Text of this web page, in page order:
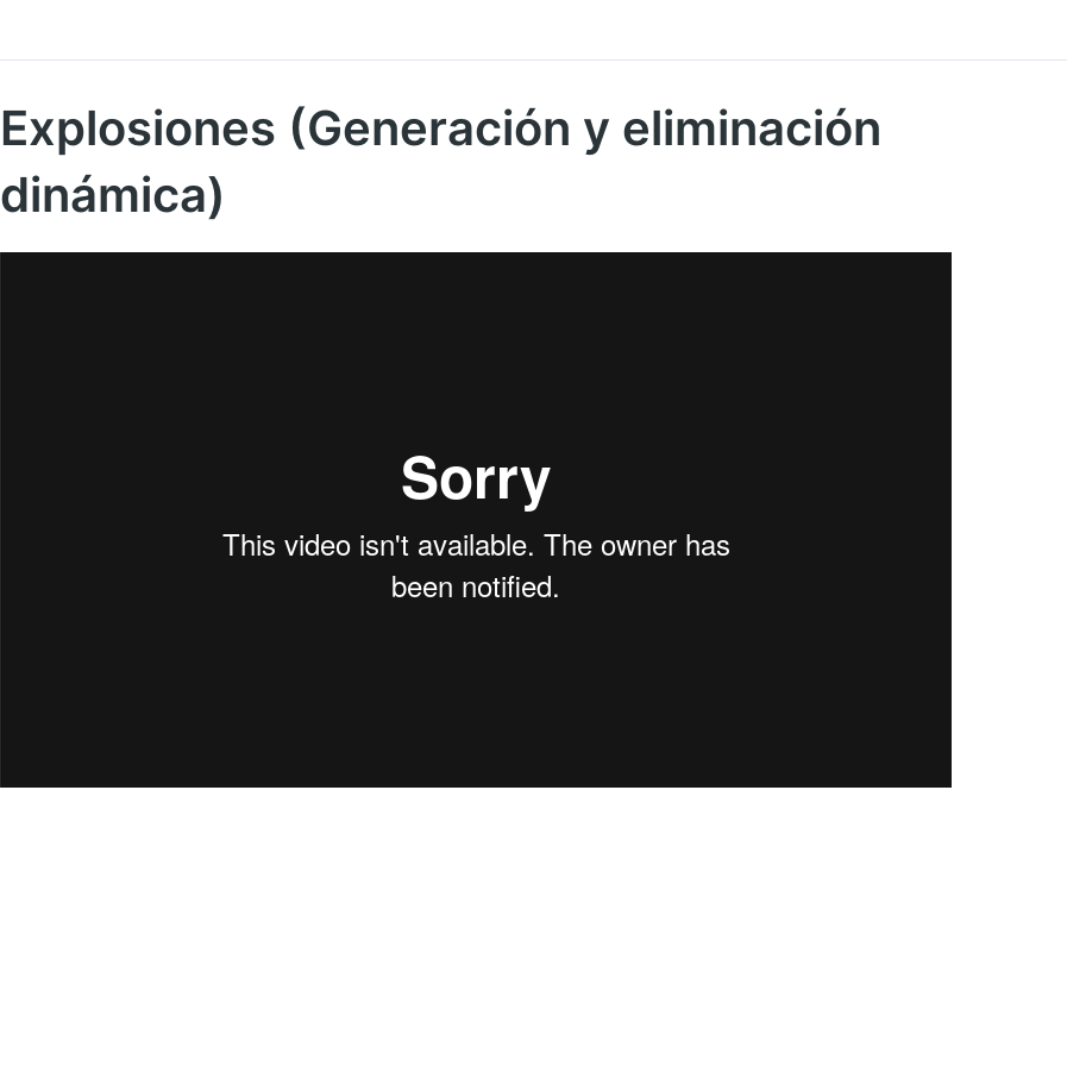
Explosiones (Generación y eliminación
dinámica)